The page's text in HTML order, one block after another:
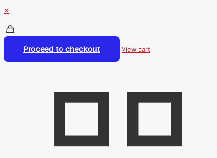
✕
Proceed to checkout View cart